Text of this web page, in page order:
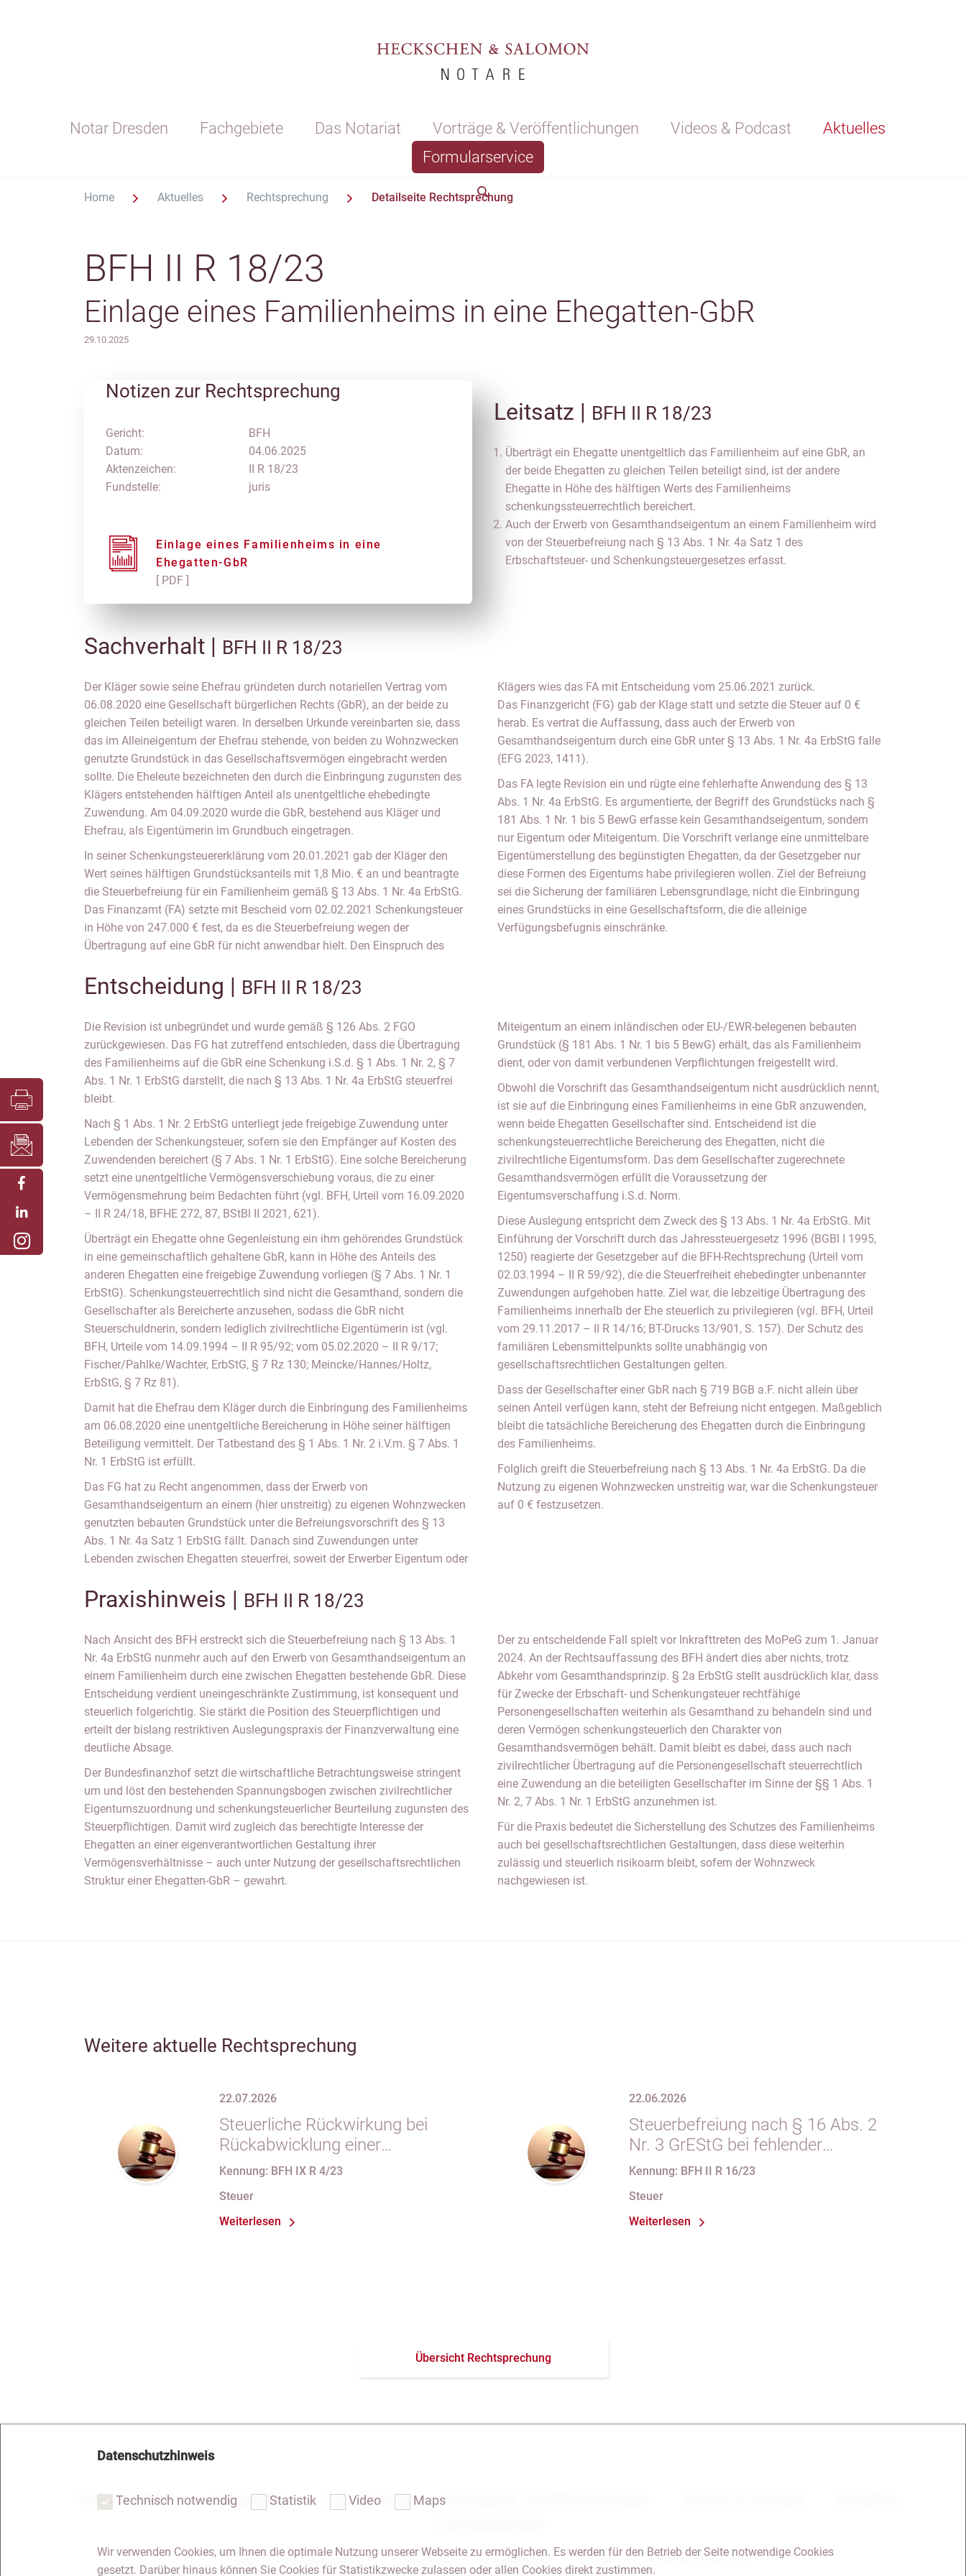
Notar Dresden Fachgebiete Das Notariat Vorträge & Veröffentlichungen Videos & Podcast
Aktuelles
Formularservice
Home Aktuelles Rechtsprechung Detailseite Rechtsprechung
BFH II R 18/23
Einlage eines Familienheims in eine Ehegatten-GbR
29.10.2025
Notizen zur Rechtsprechung
Gericht:
Datum:
Aktenzeichen:
Fundstelle:
BFH
04.06.2025
II R 18/23
juris
Einlage eines Familienheims in eine
Ehegatten-GbR
[ PDF ]
Leitsatz | BFH II R 18/23
Überträgt ein Ehegatte unentgeltlich das Familienheim auf eine GbR, an
der beide Ehegatten zu gleichen Teilen beteiligt sind, ist der andere
Ehegatte in Höhe des hälftigen Werts des Familienheims
schenkungssteuerrechtlich bereichert.
Auch der Erwerb von Gesamthandseigentum an einem Familienheim wird
von der Steuerbefreiung nach § 13 Abs. 1 Nr. 4a Satz 1 des
Erbschaftsteuer- und Schenkungsteuergesetzes erfasst.
Sachverhalt | BFH II R 18/23
Der Kläger sowie seine Ehefrau gründeten durch notariellen Vertrag vom
06.08.2020 eine Gesellschaft bürgerlichen Rechts (GbR), an der beide zu
gleichen Teilen beteiligt waren. In derselben Urkunde vereinbarten sie, dass
das im Alleineigentum der Ehefrau stehende, von beiden zu Wohnzwecken
genutzte Grundstück in das Gesellschaftsvermögen eingebracht werden
sollte. Die Eheleute bezeichneten den durch die Einbringung zugunsten des
Klägers entstehenden hälftigen Anteil als unentgeltliche ehebedingte
Zuwendung. Am 04.09.2020 wurde die GbR, bestehend aus Kläger und
Ehefrau, als Eigentümerin im Grundbuch eingetragen.
In seiner Schenkungsteuererklärung vom 20.01.2021 gab der Kläger den
Wert seines hälftigen Grundstücksanteils mit 1,8 Mio. € an und beantragte
die Steuerbefreiung für ein Familienheim gemäß § 13 Abs. 1 Nr. 4a ErbStG.
Das Finanzamt (FA) setzte mit Bescheid vom 02.02.2021 Schenkungsteuer
in Höhe von 247.000 € fest, da es die Steuerbefreiung wegen der
Übertragung auf eine GbR für nicht anwendbar hielt. Den Einspruch des
Klägers wies das FA mit Entscheidung vom 25.06.2021 zurück.
Das Finanzgericht (FG) gab der Klage statt und setzte die Steuer auf 0 €
herab. Es vertrat die Auffassung, dass auch der Erwerb von
Gesamthandseigentum durch eine GbR unter § 13 Abs. 1 Nr. 4a ErbStG falle
(EFG 2023, 1411).
Das FA legte Revision ein und rügte eine fehlerhafte Anwendung des § 13
Abs. 1 Nr. 4a ErbStG. Es argumentierte, der Begriff des Grundstücks nach §
181 Abs. 1 Nr. 1 bis 5 BewG erfasse kein Gesamthandseigentum, sondern
nur Eigentum oder Miteigentum. Die Vorschrift verlange eine unmittelbare
Eigentümerstellung des begünstigten Ehegatten, da der Gesetzgeber nur
diese Formen des Eigentums habe privilegieren wollen. Ziel der Befreiung
sei die Sicherung der familiären Lebensgrundlage, nicht die Einbringung
eines Grundstücks in eine Gesellschaftsform, die die alleinige
Verfügungsbefugnis einschränke.
Entscheidung | BFH II R 18/23
Die Revision ist unbegründet und wurde gemäß § 126 Abs. 2 FGO
zurückgewiesen. Das FG hat zutreffend entschieden, dass die Übertragung
des Familienheims auf die GbR eine Schenkung i.S.d. § 1 Abs. 1 Nr. 2, § 7
Abs. 1 Nr. 1 ErbStG darstellt, die nach § 13 Abs. 1 Nr. 4a ErbStG steuerfrei
bleibt.
Nach § 1 Abs. 1 Nr. 2 ErbStG unterliegt jede freigebige Zuwendung unter
Lebenden der Schenkungsteuer, sofern sie den Empfänger auf Kosten des
Zuwendenden bereichert (§ 7 Abs. 1 Nr. 1 ErbStG). Eine solche Bereicherung
setzt eine unentgeltliche Vermögensverschiebung voraus, die zu einer
Vermögensmehrung beim Bedachten führt (vgl. BFH, Urteil vom 16.09.2020
– II R 24/18, BFHE 272, 87, BStBl II 2021, 621).
Überträgt ein Ehegatte ohne Gegenleistung ein ihm gehörendes Grundstück
in eine gemeinschaftlich gehaltene GbR, kann in Höhe des Anteils des
anderen Ehegatten eine freigebige Zuwendung vorliegen (§ 7 Abs. 1 Nr. 1
ErbStG). Schenkungsteuerrechtlich sind nicht die Gesamthand, sondern die
Gesellschafter als Bereicherte anzusehen, sodass die GbR nicht
Steuerschuldnerin, sondern lediglich zivilrechtliche Eigentümerin ist (vgl.
BFH, Urteile vom 14.09.1994 – II R 95/92; vom 05.02.2020 – II R 9/17;
Fischer/Pahlke/Wachter, ErbStG, § 7 Rz 130; Meincke/Hannes/Holtz,
ErbStG, § 7 Rz 81).
Damit hat die Ehefrau dem Kläger durch die Einbringung des Familienheims
am 06.08.2020 eine unentgeltliche Bereicherung in Höhe seiner hälftigen
Beteiligung vermittelt. Der Tatbestand des § 1 Abs. 1 Nr. 2 i.V.m. § 7 Abs. 1
Nr. 1 ErbStG ist erfüllt.
Das FG hat zu Recht angenommen, dass der Erwerb von
Gesamthandseigentum an einem (hier unstreitig) zu eigenen Wohnzwecken
genutzten bebauten Grundstück unter die Befreiungsvorschrift des § 13
Abs. 1 Nr. 4a Satz 1 ErbStG fällt. Danach sind Zuwendungen unter
Lebenden zwischen Ehegatten steuerfrei, soweit der Erwerber Eigentum oder
Miteigentum an einem inländischen oder EU-/EWR-belegenen bebauten
Grundstück (§ 181 Abs. 1 Nr. 1 bis 5 BewG) erhält, das als Familienheim
dient, oder von damit verbundenen Verpflichtungen freigestellt wird.
Obwohl die Vorschrift das Gesamthandseigentum nicht ausdrücklich nennt,
ist sie auf die Einbringung eines Familienheims in eine GbR anzuwenden,
wenn beide Ehegatten Gesellschafter sind. Entscheidend ist die
schenkungsteuerrechtliche Bereicherung des Ehegatten, nicht die
zivilrechtliche Eigentumsform. Das dem Gesellschafter zugerechnete
Gesamthandsvermögen erfüllt die Voraussetzung der
Eigentumsverschaffung i.S.d. Norm.
Diese Auslegung entspricht dem Zweck des § 13 Abs. 1 Nr. 4a ErbStG. Mit
Einführung der Vorschrift durch das Jahressteuergesetz 1996 (BGBl I 1995,
1250) reagierte der Gesetzgeber auf die BFH-Rechtsprechung (Urteil vom
02.03.1994 – II R 59/92), die die Steuerfreiheit ehebedingter unbenannter
Zuwendungen aufgehoben hatte. Ziel war, die lebzeitige Übertragung des
Familienheims innerhalb der Ehe steuerlich zu privilegieren (vgl. BFH, Urteil
vom 29.11.2017 – II R 14/16; BT-Drucks 13/901, S. 157). Der Schutz des
familiären Lebensmittelpunkts sollte unabhängig von
gesellschaftsrechtlichen Gestaltungen gelten.
Dass der Gesellschafter einer GbR nach § 719 BGB a.F. nicht allein über
seinen Anteil verfügen kann, steht der Befreiung nicht entgegen. Maßgeblich
bleibt die tatsächliche Bereicherung des Ehegatten durch die Einbringung
des Familienheims.
Folglich greift die Steuerbefreiung nach § 13 Abs. 1 Nr. 4a ErbStG. Da die
Nutzung zu eigenen Wohnzwecken unstreitig war, war die Schenkungsteuer
auf 0 € festzusetzen.
Praxishinweis | BFH II R 18/23
Nach Ansicht des BFH erstreckt sich die Steuerbefreiung nach § 13 Abs. 1
Nr. 4a ErbStG nunmehr auch auf den Erwerb von Gesamthandseigentum an
einem Familienheim durch eine zwischen Ehegatten bestehende GbR. Diese
Entscheidung verdient uneingeschränkte Zustimmung, ist konsequent und
steuerlich folgerichtig. Sie stärkt die Position des Steuerpflichtigen und
erteilt der bislang restriktiven Auslegungspraxis der Finanzverwaltung eine
deutliche Absage.
Der Bundesfinanzhof setzt die wirtschaftliche Betrachtungsweise stringent
um und löst den bestehenden Spannungsbogen zwischen zivilrechtlicher
Eigentumszuordnung und schenkungsteuerlicher Beurteilung zugunsten des
Steuerpflichtigen. Damit wird zugleich das berechtigte Interesse der
Ehegatten an einer eigenverantwortlichen Gestaltung ihrer
Vermögensverhältnisse – auch unter Nutzung der gesellschaftsrechtlichen
Struktur einer Ehegatten-GbR – gewahrt.
Der zu entscheidende Fall spielt vor Inkrafttreten des MoPeG zum 1. Januar
2024. An der Rechtsauffassung des BFH ändert dies aber nichts, trotz
Abkehr vom Gesamthandsprinzip. § 2a ErbStG stellt ausdrücklich klar, dass
für Zwecke der Erbschaft- und Schenkungsteuer rechtfähige
Personengesellschaften weiterhin als Gesamthand zu behandeln sind und
deren Vermögen schenkungsteuerlich den Charakter von
Gesamthandsvermögen behält. Damit bleibt es dabei, dass auch nach
zivilrechtlicher Übertragung auf die Personengesellschaft steuerrechtlich
eine Zuwendung an die beteiligten Gesellschafter im Sinne der §§ 1 Abs. 1
Nr. 2, 7 Abs. 1 Nr. 1 ErbStG anzunehmen ist.
Für die Praxis bedeutet die Sicherstellung des Schutzes des Familienheims
auch bei gesellschaftsrechtlichen Gestaltungen, dass diese weiterhin
zulässig und steuerlich risikoarm bleibt, sofern der Wohnzweck
nachgewiesen ist.
Weitere aktuelle Rechtsprechung
22.07.2026
Steuerliche Rückwirkung bei
Rückabwicklung einer
Anteilsübertragung wegen
Kennung: BFH IX R 4/23
Steuer
Weiterlesen
22.06.2026
Steuerbefreiung nach § 16 Abs. 2
Nr. 3 GrEStG bei fehlender
Steuerbarkeit des
Kennung: BFH II R 16/23
Steuer
Weiterlesen
Übersicht Rechtsprechung
Notar Dresden Fachgebiete Das Notariat Vorträge & Veröffentlichungen
Kontakt & Anfahrt Seitenübersicht
Datenschutzhinweis
Technisch notwendig Statistik Video Maps
Wir verwenden Cookies, um Ihnen die optimale Nutzung unserer Webseite zu ermöglichen. Es werden für den Betrieb der Seite notwendige Cookies
gesetzt. Darüber hinaus können Sie Cookies für Statistikzwecke zulassen oder allen Cookies direkt zustimmen.